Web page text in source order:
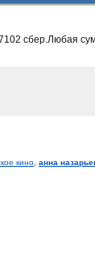
сбер.Любая
кино анна